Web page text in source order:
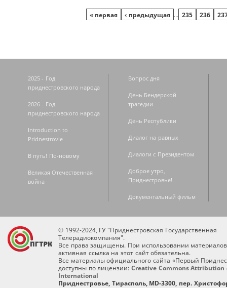
« первая ‹ предыдущая … 235 236
2025 - Год
приднестровского народа
2026 - Год
приднестровского народа
Introduction to
Pridnestrovie
В путь! По-новому
Великая Отечественная
война
Вопрос дня
День Бендерской
трагедии
День Республики
Диалог на равных
Диалоги с Президентом
Доброе утро,
Приднестровье!
Документальный фильм
© 1992-2024, ГУ "Приднестровская Государственная
Телерадиокомпания".
Все права защищены. При использовании
активная ссылка на этот сайт обязательна.
Все материалы официального сайта «Первый
доступны по лицензии: Creative Commons Attribution
International
Приднестровье, Тирасполь, MD-3300, пер.